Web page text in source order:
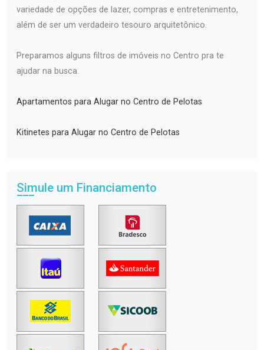
variedade de opções de lazer, compras e entretenimento,
além de ser um verdadeiro tesouro arquitetônico.
Preparamos alguns filtros de imóveis no Centro pra te
ajudar na busca.
Apartamentos para Alugar no Centro de Pelotas
Kitinetes para Alugar no Centro de Pelotas
Simule um Financiamento